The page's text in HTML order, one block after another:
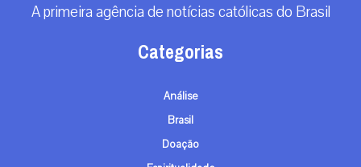
A primeira agência de notícias católicas do Brasil
Categorias
Análise
Brasil
Doação